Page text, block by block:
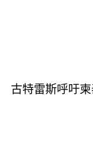
古特雷斯呼吁